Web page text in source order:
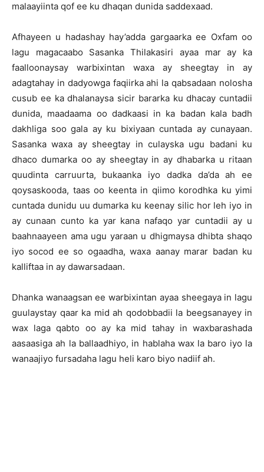
malaayiinta qof ee ku dhaqan dunida saddexaad.
Afhayeen u hadashay hay’adda gargaarka ee Oxfam oo
lagu magacaabo Sasanka Thilakasiri ayaa mar ay ka
faalloonaysay warbixintan waxa ay sheegtay in ay
adagtahay in dadyowga faqiirka ahi la qabsadaan nolosha
cusub ee ka dhalanaysa sicir bararka ku dhacay cuntadii
dunida, maadaama oo dadkaasi in ka badan kala badh
dakhliga soo gala ay ku bixiyaan cuntada ay cunayaan.
Sasanka waxa ay sheegtay in culayska ugu badani ku
dhaco dumarka oo ay sheegtay in ay dhabarka u ritaan
quudinta carruurta, bukaanka iyo dadka da’da ah ee
qoysaskooda, taas oo keenta in qiimo korodhka ku yimi
cuntada dunidu uu dumarka ku keenay silic hor leh iyo in
ay cunaan cunto ka yar kana nafaqo yar cuntadii ay u
baahnaayeen ama ugu yaraan u dhigmaysa dhibta shaqo
iyo socod ee so ogaadha, waxa aanay marar badan ku
kalliftaa in ay dawarsadaan.
Dhanka wanaagsan ee warbixintan ayaa sheegaya in lagu
guulaystay qaar ka mid ah qodobbadii la beegsanayey in
wax laga qabto oo ay ka mid tahay in waxbarashada
aasaasiga ah la ballaadhiyo, in hablaha wax la baro iyo la
wanaajiyo fursadaha lagu heli karo biyo nadiif ah.